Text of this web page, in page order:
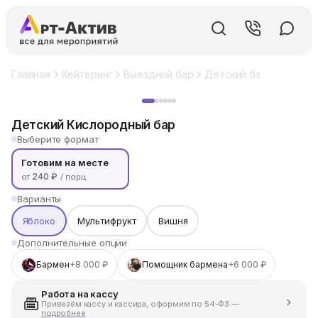
Главная Кейтеринг Выездной бар Детский бар
Детский Кислородный бар
Выберите формат
Готовим на месте
от 240 ₽ / порц.
Варианты
Яблоко
Мультифрукт
Вишня
Дополнительные опции
Бармен+8 000 ₽ Помощник бармена+6 000 ₽
Работа на кассу
Привезём кассу и кассира, оформим по 54-ФЗ —
подробнее